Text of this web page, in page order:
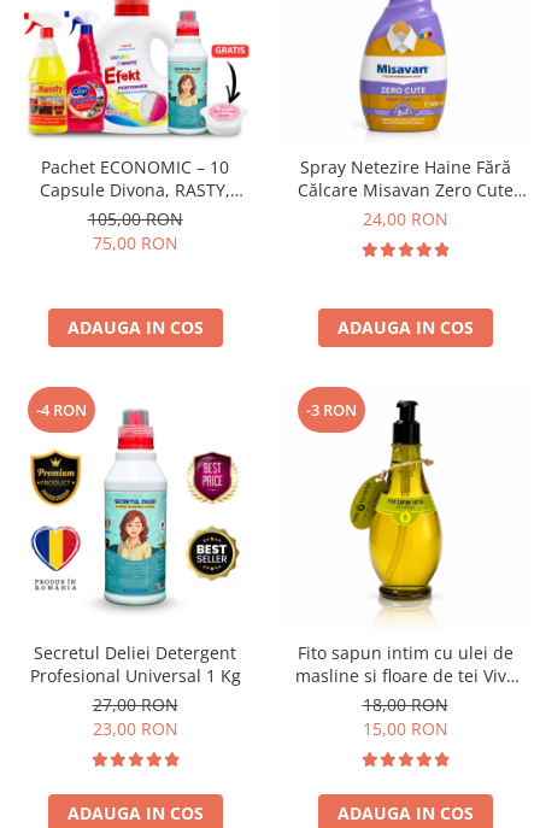
Pachet ECONOMIC – 10
Capsule Divona, RASTY,
ACEPRIN, Efekt, Secretul Deliei
+ Sare Inalbire GRATIS
105,00 RON
75,00 RON
ADAUGA IN COS
Spray Netezire Haine Fără
Călcare Misavan Zero Cute
Zero Parfum 500 ml
24,00 RON
ADAUGA IN COS
-4 RON
Secretul Deliei Detergent
Profesional Universal 1 Kg
27,00 RON
23,00 RON
ADAUGA IN COS
-3 RON
Fito sapun intim cu ulei de
masline si floare de tei Viva
Oliva 400 ml
18,00 RON
15,00 RON
ADAUGA IN COS